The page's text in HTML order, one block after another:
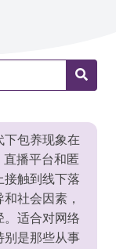
下包养现象在
播平台和匿
接触到线下落
社会因素，
。适合对网络
别是那些从事